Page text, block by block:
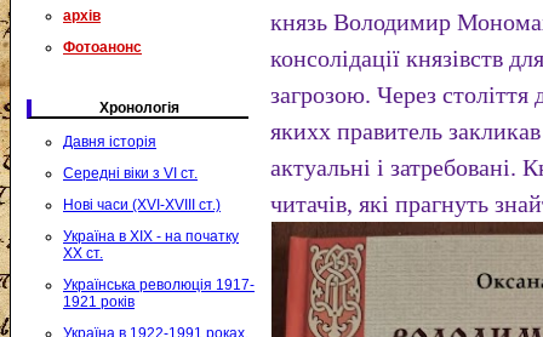
архів
Фотоанонс
Хронологія
Давня історія
Середні віки з VI ст.
Нові часи (XVI-XVIII ст.)
Україна в XIX - на початку
XX ст.
Українська революція 1917-
1921 років
Україна в 1922-1991 роках.
князь Володимир
консолідації князівств
загрозою. Через
якихх правитель
актуальні і затребовані.
читачів, які прагнуть